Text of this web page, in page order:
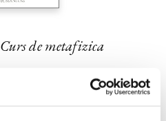
Curs de metafizica